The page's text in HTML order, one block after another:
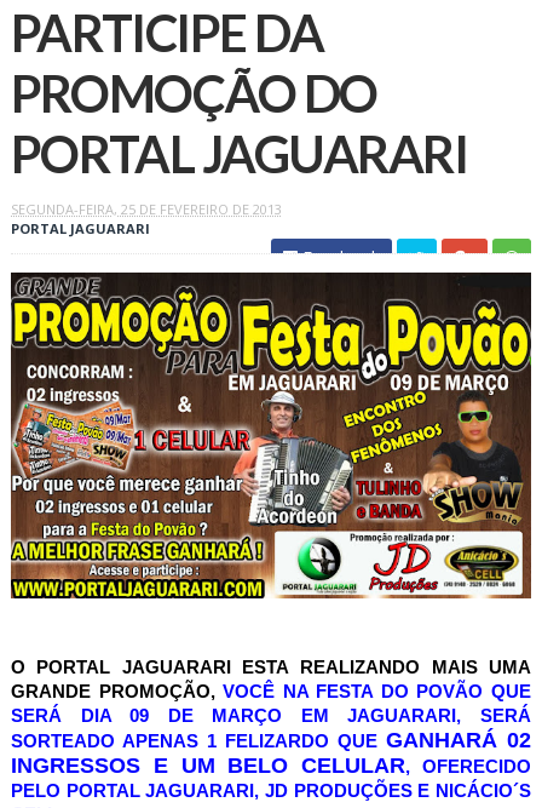
PARTICIPE DA
PROMOÇÃO DO
PORTAL JAGUARARI
SEGUNDA-FEIRA, 25 DE FEVEREIRO DE 2013
PORTAL JAGUARARI
Facebook
O PORTAL JAGUARARI ESTA REALIZANDO MAIS UMA
GRANDE PROMOÇÃO, VOCÊ NA FESTA DO POVÃO QUE
SERÁ DIA 09 DE MARÇO EM JAGUARARI, SERÁ
SORTEADO APENAS 1 FELIZARDO QUEGANHARÁ 02
INGRESSOS E UM BELO CELULAR, OFERECIDO
PELO PORTAL JAGUARARI, JD PRODUÇÕES E NICÁCIO´S